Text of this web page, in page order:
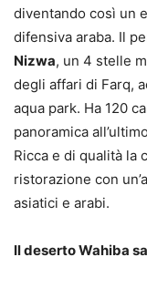
diventando così un
difensiva araba. Il
Nizwa, un 4 stelle
degli affari di Farq,
aqua park. Ha 120
panoramica
Ricca e di qualità la
ristorazione con
asiatici e arabi.
Il deserto Wahiba